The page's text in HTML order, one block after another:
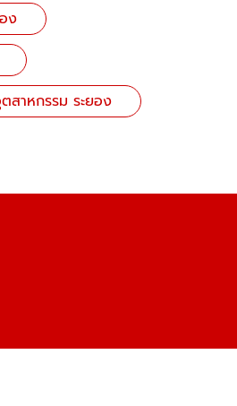
ง
สาหกรรม ระยอง